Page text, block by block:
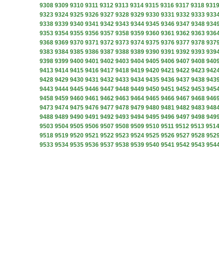
9308 9309 9310 9311 9312 9313 9314 9315 9316 9317 9318 9319
9323 9324 9325 9326 9327 9328 9329 9330 9331 9332 9333
9338 9339 9340 9341 9342 9343 9344 9345 9346 9347 9348
9353 9354 9355 9356 9357 9358 9359 9360 9361 9362 9363
9368 9369 9370 9371 9372 9373 9374 9375 9376 9377 9378
9383 9384 9385 9386 9387 9388 9389 9390 9391 9392 9393
9398 9399 9400 9401 9402 9403 9404 9405 9406 9407 9408
9413 9414 9415 9416 9417 9418 9419 9420 9421 9422 9423
9428 9429 9430 9431 9432 9433 9434 9435 9436 9437 9438
9443 9444 9445 9446 9447 9448 9449 9450 9451 9452 9453
9458 9459 9460 9461 9462 9463 9464 9465 9466 9467 9468
9473 9474 9475 9476 9477 9478 9479 9480 9481 9482 9483
9488 9489 9490 9491 9492 9493 9494 9495 9496 9497 9498
9503 9504 9505 9506 9507 9508 9509 9510 9511 9512 9513 9514
9518 9519 9520 9521 9522 9523 9524 9525 9526 9527 9528
9533 9534 9535 9536 9537 9538 9539 9540 9541 9542 9543